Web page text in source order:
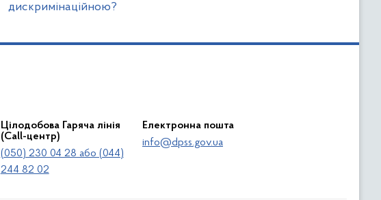
дискримінаційною?
Цілодобова Гаряча лінія
(Call-центр)
(050) 230 04 28 або (044)
244 82 02
Електронна пошта
info@dpss.gov.ua